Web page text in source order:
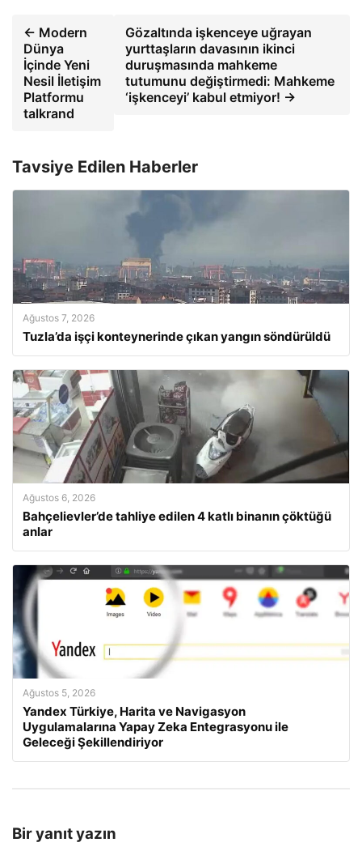
← Modern
Dünya
İçinde Yeni
Nesil İletişim
Platformu
talkrand
Gözaltında işkenceye uğrayan
yurttaşların davasının ikinci
duruşmasında mahkeme
tutumunu değiştirmedi: Mahkeme
‘işkenceyi’ kabul etmiyor! →
Tavsiye Edilen Haberler
Ağustos 7, 2026
Tuzla’da işçi konteynerinde çıkan yangın söndürüldü
Ağustos 6, 2026
Bahçelievler’de tahliye edilen 4 katlı binanın çöktüğü
anlar
Ağustos 5, 2026
Yandex Türkiye, Harita ve Navigasyon
Uygulamalarına Yapay Zeka Entegrasyonu ile
Geleceği Şekillendiriyor
Bir yanıt yazın